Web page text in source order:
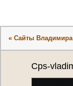
« Сайты Владимира
Cps-